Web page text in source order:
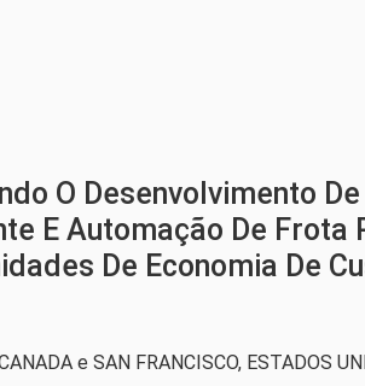
O Desenvolvimento
E Automação De Frota
De Economia De
e SAN FRANCISCO,